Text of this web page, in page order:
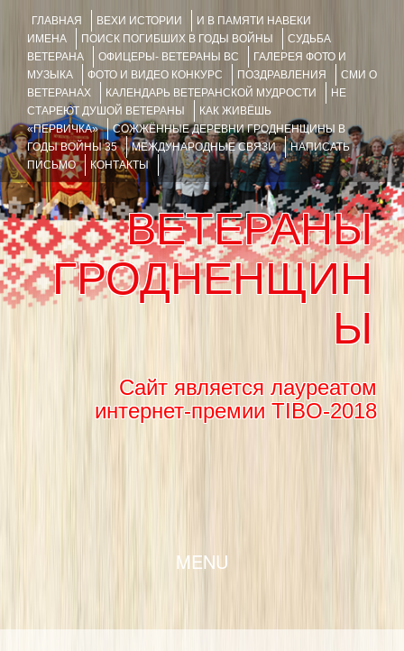
ГЛАВНАЯ ВЕХИ ИСТОРИИ
И В ПАМЯТИ НАВЕКИ
ИМЕНА
ПОИСК ПОГИБШИХ В ГОДЫ ВОЙНЫ
СУДЬБА
ВЕТЕРАНА
ОФИЦЕРЫ- ВЕТЕРАНЫ ВС
ГАЛЕРЕЯ ФОТО И
МУЗЫКА
ФОТО И ВИДЕО КОНКУРС ПОЗДРАВЛЕНИЯ
СМИ О
ВЕТЕРАНАХ
КАЛЕНДАРЬ ВЕТЕРАНСКОЙ МУДРОСТИ
НЕ
СТАРЕЮТ ДУШОЙ ВЕТЕРАНЫ
КАК ЖИВЁШЬ
«ПЕРВИЧКА»
СОЖЖЁННЫЕ ДЕРЕВНИ ГРОДНЕНЩИНЫ В
ГОДЫ ВОЙНЫ 35
МЕЖДУНАРОДНЫЕ СВЯЗИ
НАПИСАТЬ
ПИСЬМО
КОНТАКТЫ
ВЕТЕРАНЫ
ГРОДНЕНЩИН
Ы
Сайт является лауреатом
интернет-премии TIBO-2018
MENU